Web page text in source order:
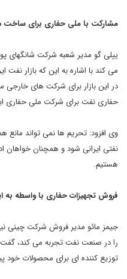
مشارکت با ملی حفاری برای ساخت
ییلی گو مدیر شعبه شرکت شانگهای
می کند با اشاره به این که بازار
در این بازار برای شرکت های
حفاری نفت برای شرکت ملی حفاری
وی افزود: تحریم ها نمی تواند
نفتی ایرانی شود و همچنان خواهان
هستیم.
فروش تجهیزات حفاری با واسطه به
جیمز مائو مدیر فروش شرکت چینی
را در صنعت نفت تجربه می کند، گفت:
توزیع کننده ای برای محصولات خود